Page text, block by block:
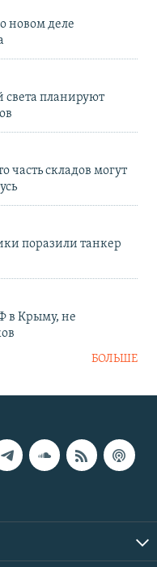
новом деле
света планируют
складов могут
поразили танкер
в Крыму, не
БОЛЬШЕ